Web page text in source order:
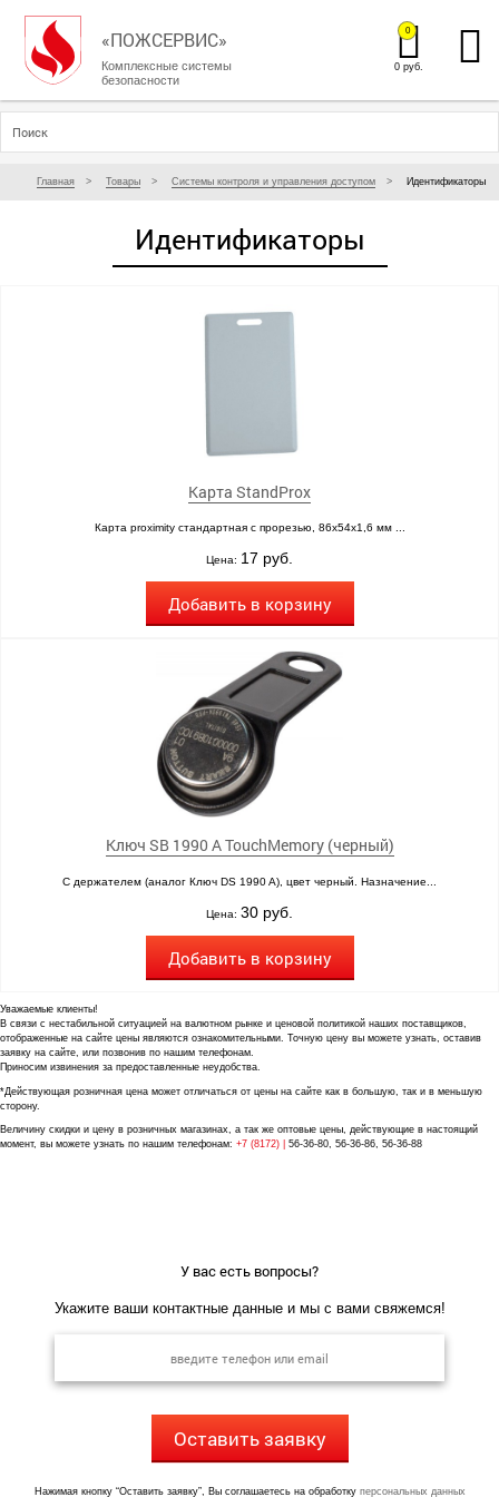
«ПОЖСЕРВИС»
Комплексные системы
безопасности
0
0 руб.
Главная Товары Системы контроля и управления доступом Идентификаторы
Идентификаторы
Карта StandProx
Карта proximity стандартная с прорезью, 86х54х1,6 мм ...
Цена: 17 руб.
Добавить в корзину
Ключ SB 1990 A TouchMemory (черный)
С держателем (аналог Ключ DS 1990 A), цвет черный. Назначение...
Цена: 30 руб.
Добавить в корзину
Уважаемые клиенты!
В связи с нестабильной ситуацией на валютном рынке и ценовой политикой наших поставщиков,
отображенные на сайте цены являются ознакомительными. Точную цену вы можете узнать, оставив
заявку на сайте, или позвонив по нашим телефонам.
Приносим извинения за предоставленные неудобства.
*Действующая розничная цена может отличаться от цены на сайте как в большую, так и в меньшую
сторону.
Величину скидки и цену в розничных магазинах, а так же оптовые цены, действующие в настоящий
момент, вы можете узнать по нашим телефонам: +7 (8172) | 56-36-80, 56-36-86, 56-36-88
У вас есть вопросы?
Укажите ваши контактные данные и мы с вами свяжемся!
Оставить заявку
Нажимая кнопку “Оставить заявку”, Вы соглашаетесь на обработку персональных данных